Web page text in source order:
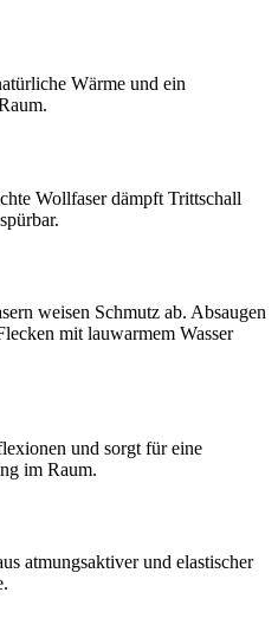
Wärme und ein
Wollfaser dämpft Trittschall
weisen Schmutz ab. Absaugen
mit lauwarmem Wasser
und sorgt für eine
im Raum.
atmungsaktiver und elastischer